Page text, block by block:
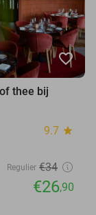
favorite_border
thee bij
9.7 star
Regulier €34
€26,90